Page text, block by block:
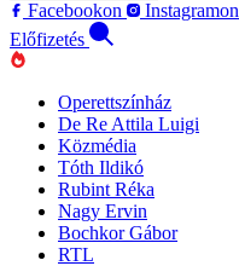
Facebookon Instagramon
Előfizetés
Operettszínház
De Re Attila Luigi
Közmédia
Tóth Ildikó
Rubint Réka
Nagy Ervin
Bochkor Gábor
RTL